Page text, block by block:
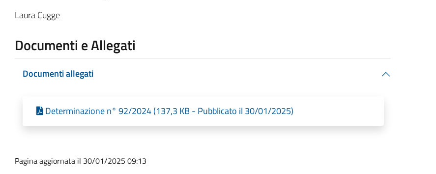
Laura Cugge
Documenti e Allegati
Documenti allegati
Determinazione n° 92/2024 (137,3 KB - Pubblicato il 30/01/2025)
Pagina aggiornata il 30/01/2025 09:13